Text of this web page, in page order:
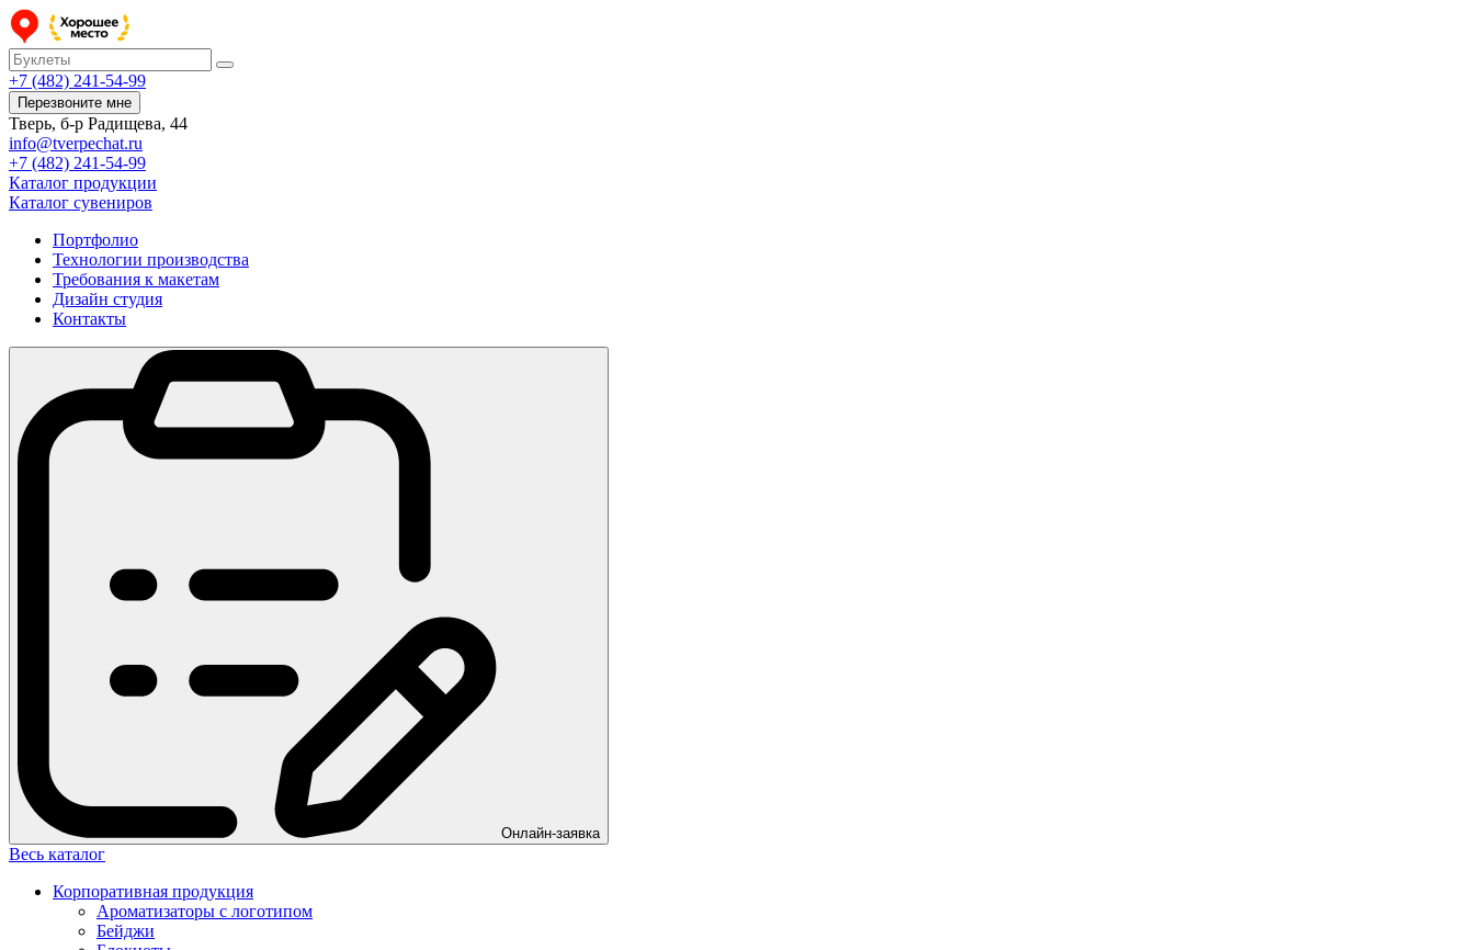
+7 (482) 241-54-99
Перезвоните мне
Тверь, б-р Радищева, 44
info@tverpechat.ru
+7 (482) 241-54-99
Каталог продукции
Каталог сувениров
Портфолио
Технологии производства
Требования к макетам
Дизайн студия
Контакты
Онлайн-заявка
Весь каталог
Корпоративная продукция
Ароматизаторы с логотипом
Бейджи